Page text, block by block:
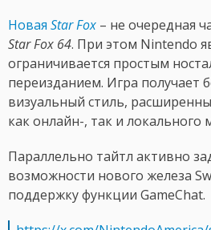
Новая Star Fox – не очередная
Star Fox 64. При этом Nintendo
ограничивается простым
переизданием. Игра получает
визуальный стиль,
как онлайн-, так и локального
Параллельно тайтл активно
возможности нового железа
поддержку функции GameChat.